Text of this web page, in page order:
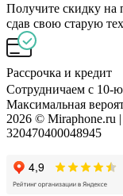
Получите скидку на
сдав свою старую
Рассрочка и кредит
Сотрудничаем с 10-
Максимальная
2026 ©
320470400048945